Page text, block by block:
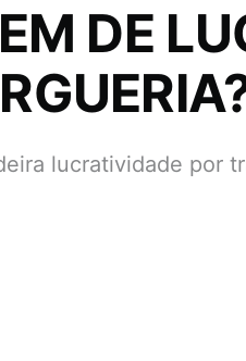
DE
lucratividade por